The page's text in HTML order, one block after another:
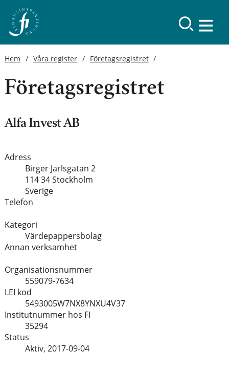
Hem Våra register Företagsregistret
Företagsregistret
Alfa Invest AB
Adress
Birger Jarlsgatan 2
114 34 Stockholm
Sverige
Telefon
Kategori
Värdepappersbolag
Annan verksamhet
Organisationsnummer
559079-7634
LEI kod
5493005W7NX8YNXU4V37
Institutnummer hos FI
35294
Status
Aktiv, 2017-09-04